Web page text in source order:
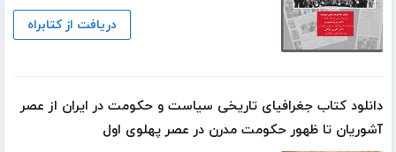
دریافت از کتابراه
دانلود کتاب جغرافیای تاریخی سیاست و حکومت در ایران از عصر
آشوریان تا ظهور حکومت مدرن در عصر پهلوی اول